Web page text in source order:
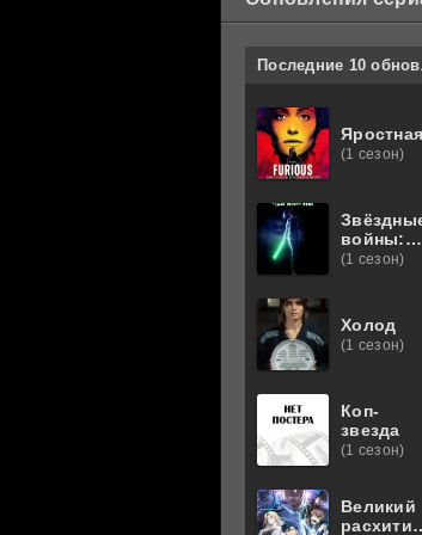
Последние 10
Яростная
(1 сезон)
войны:
Видения.
(1 сезон)
Холод
(1 сезон)
Коп-
звезда
(1 сезон)
Великий